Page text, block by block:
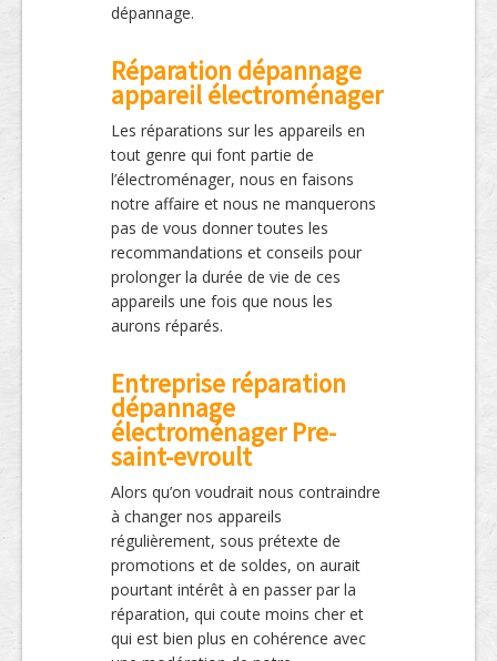
dépannage.
Réparation dépannage
appareil électroménager
Les réparations sur les appareils en
tout genre qui font partie de
l’électroménager, nous en faisons
notre affaire et nous ne manquerons
pas de vous donner toutes les
recommandations et conseils pour
prolonger la durée de vie de ces
appareils une fois que nous les
aurons réparés.
Entreprise réparation
dépannage
électroménager Pre-
saint-evroult
Alors qu’on voudrait nous contraindre
à changer nos appareils
régulièrement, sous prétexte de
promotions et de soldes, on aurait
pourtant intérêt à en passer par la
réparation, qui coute moins cher et
qui est bien plus en cohérence avec